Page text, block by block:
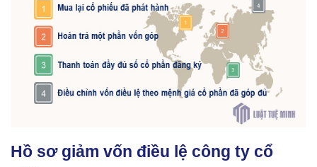
Hồ sơ giảm vốn điều lệ công ty cổ